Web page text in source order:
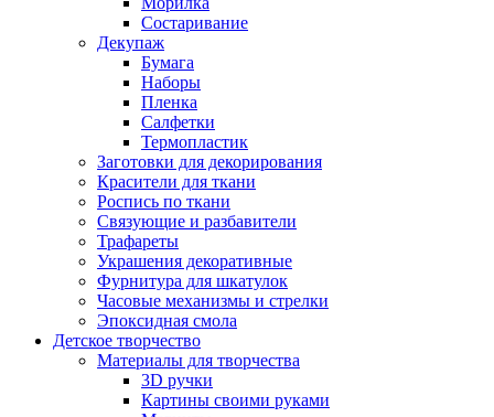
Состаривание
Декупаж
Бумага
Наборы
Пленка
Салфетки
Термопластик
Заготовки для декорирования
Красители для ткани
Роспись по ткани
Связующие и разбавители
Трафареты
Украшения декоративные
Фурнитура для шкатулок
Часовые механизмы и стрелки
Эпоксидная смола
Детское творчество
Материалы для творчества
3D ручки
Картины своими руками